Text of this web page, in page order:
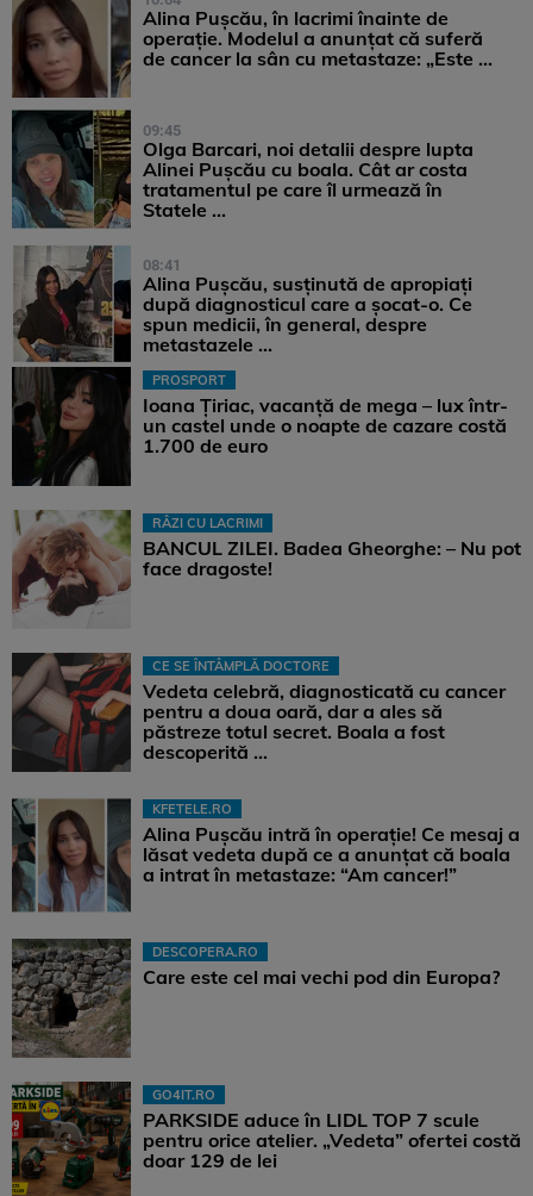
Alina Pușcău, în lacrimi înainte de
operație. Modelul a anunțat că suferă
de cancer la sân cu metastaze: „Este ...
09:45
Olga Barcari, noi detalii despre lupta
Alinei Pușcău cu boala. Cât ar costa
tratamentul pe care îl urmează în
Statele ...
08:41
Alina Pușcău, susținută de apropiați
după diagnosticul care a șocat-o. Ce
spun medicii, în general, despre
metastazele ...
PROSPORT
Ioana Țiriac, vacanță de mega – lux într-
un castel unde o noapte de cazare costă
1.700 de euro
RÂZI CU LACRIMI
BANCUL ZILEI. Badea Gheorghe: – Nu pot
face dragoste!
CE SE ÎNTÂMPLĂ DOCTORE
Vedeta celebră, diagnosticată cu cancer
pentru a doua oară, dar a ales să
păstreze totul secret. Boala a fost
descoperită ...
KFETELE.RO
Alina Pușcău intră în operație! Ce mesaj a
lăsat vedeta după ce a anunțat că boala
a intrat în metastaze: “Am cancer!”
DESCOPERA.RO
Care este cel mai vechi pod din Europa?
GO4IT.RO
PARKSIDE aduce în LIDL TOP 7 scule
pentru orice atelier. „Vedeta” ofertei costă
doar 129 de lei